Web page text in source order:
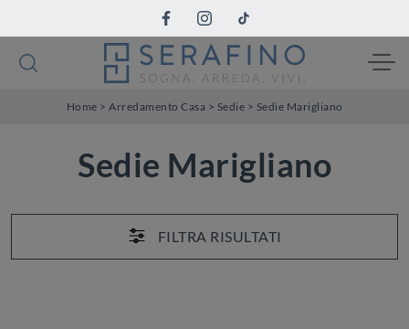
Home > Arredamento Casa > Sedie > Sedie Marigliano
Sedie Marigliano
FILTRA RISULTATI